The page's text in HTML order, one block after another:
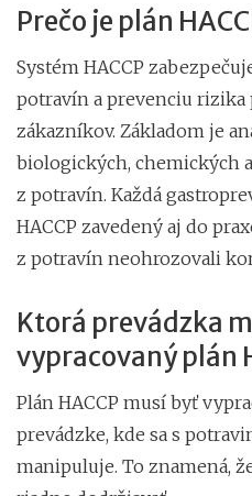
Prečo je plán
Systém HACCP
potravín a prevenciu rizika
zákazníkov. Základom je
biologických, chemických
z potravín. Každá
HACCP zavedený aj do
z potravín neohrozovali
Ktorá prevádzka
vypracovaný plán
Plán HACCP musí byť
prevádzke, kde sa s
manipuluje. To znamená,